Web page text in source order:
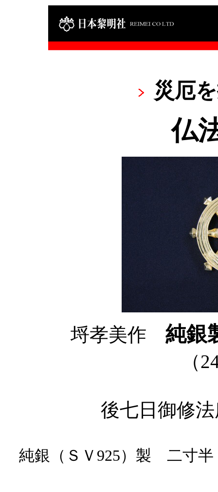
災厄
仏
埒孝美作 純
（
後七日御修
純銀（ＳＶ925）製 二寸